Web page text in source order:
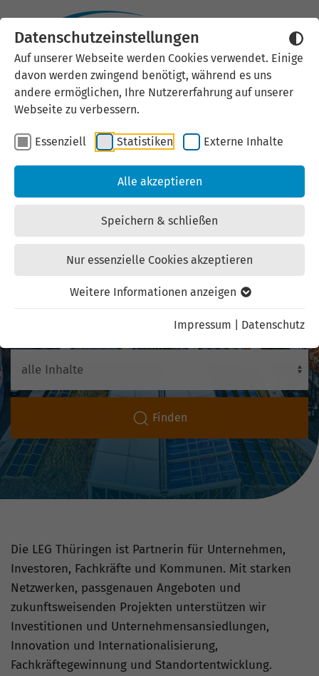
Datenschutzeinstellungen
Auf unserer Webseite werden Cookies verwendet. Einige
davon werden zwingend benötigt, während es uns
andere ermöglichen, Ihre Nutzererfahrung auf unserer
Webseite zu verbessern.
Essenziell Statistiken Externe Inhalte
Alle akzeptieren
Speichern & schließen
Nur essenzielle Cookies akzeptieren
Weitere Informationen anzeigen
Impressum Datenschutz
Thüringen entwickeln.
Unternehmen stärken. Zukunft
gestalten.
Finden
Die LEG Thüringen ist Partnerin für Unternehmen,
Investoren, Fachkräfte und Kommunen. Mit starken
Netzwerken, passgenauen Angeboten und
zukunftsweisenden Projekten unterstützen wir
Investitionen und Unternehmensansiedlungen,
Innovation und Internationalisierung,
Fachkräftegewinnung und Standortentwicklung.